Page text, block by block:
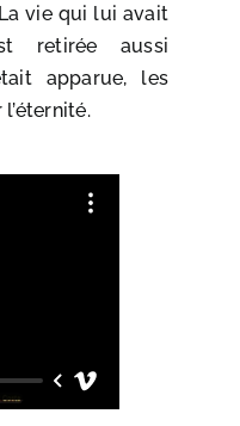
vie qui lui avait
retirée aussi
apparue, les